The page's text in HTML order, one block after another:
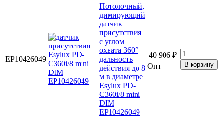
EP10426049
Потолочный,
димирующий
датчик
присутствия
с углом
охвата 360°
дальность
действия до 8
м в диаметре
Esylux PD-
C360i/8 mini
DIM
EP10426049
40 906 ₽
Опт